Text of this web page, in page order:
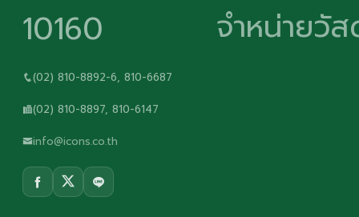
10160
(02) 810-8892-6, 810-6687
(02) 810-8897, 810-6147
info@icons.co.th
จำหน่ายวั